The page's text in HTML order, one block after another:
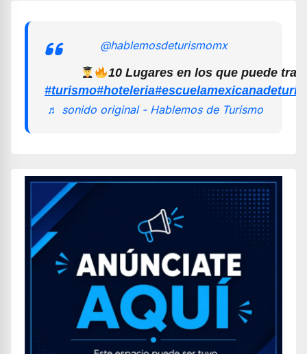
@hablemosdeturismomx
10 Lugares en los que puede
#turismo#hoteleria
♬ sonido original - Hablemos de Turismo